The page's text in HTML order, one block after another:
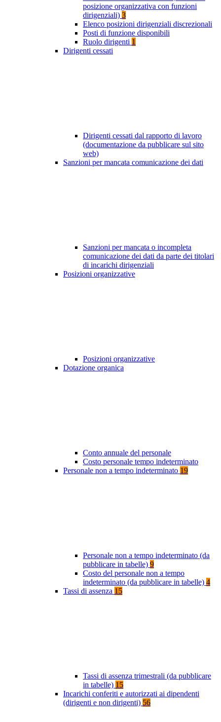
posizione organizzativa con funzioni
dirigenziali) 3
Elenco posizioni dirigenziali discrezionali
Posti di funzione disponibili
Ruolo dirigenti 1
Dirigenti cessati
Dirigenti cessati dal rapporto di lavoro
(documentazione da pubblicare sul sito
web)
Sanzioni per mancata comunicazione dei dati
Sanzioni per mancata o incompleta
comunicazione dei dati da parte dei titolari
di incarichi dirigenziali
Posizioni organizzative
Posizioni organizzative
Dotazione organica
Conto annuale del personale
Costo personale tempo indeterminato
Personale non a tempo indeterminato 19
Personale non a tempo indeterminato (da
pubblicare in tabelle) 9
Costo del personale non a tempo
indeterminato (da pubblicare in tabelle) 4
Tassi di assenza 15
Tassi di assenza trimestrali (da pubblicare
in tabelle) 15
Incarichi conferiti e autorizzati ai dipendenti
(dirigenti e non dirigenti) 56